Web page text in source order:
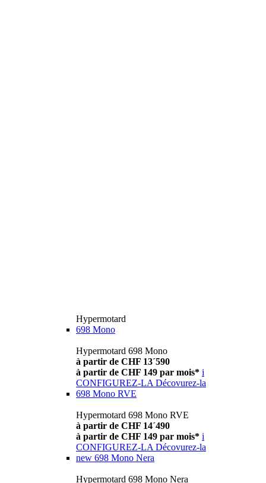
Hypermotard
698 Mono
Hypermotard 698 Mono
à partir de CHF 13´590
à partir de CHF 149 par mois* i
CONFIGUREZ-LA Décovurez-la
698 Mono RVE
Hypermotard 698 Mono RVE
à partir de CHF 14´490
à partir de CHF 149 par mois* i
CONFIGUREZ-LA Décovurez-la
new 698 Mono Nera
Hypermotard 698 Mono Nera